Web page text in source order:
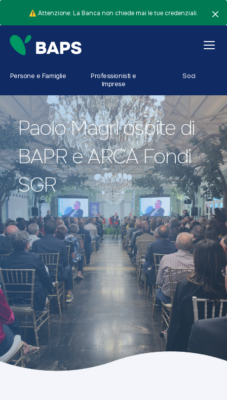
⚠️ Attenzione: La Banca non chiede mai le tue credenziali.
Persone e Famiglie
Professionisti e
Imprese
Soci
Paolo Magri ospite di
BAPR e ARCA Fondi
SGR